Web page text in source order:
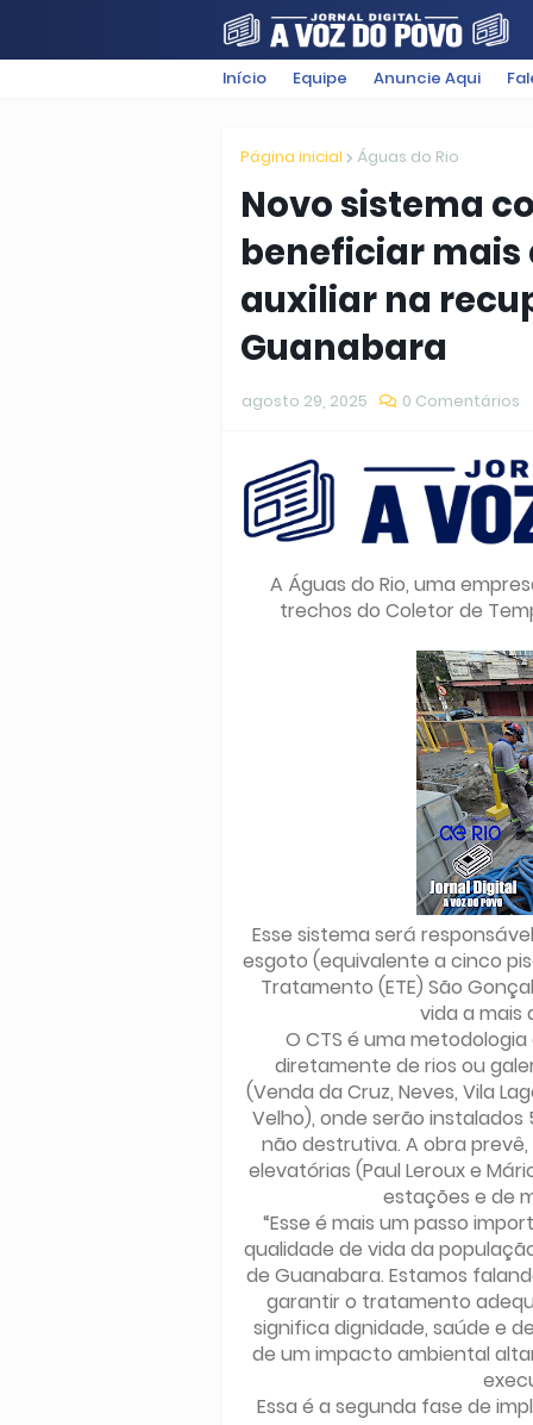
FILMES POLÍTICA
Início Equipe Anuncie Aqui
Página inicial Águas do Rio
Novo sistema
beneficiar mais
auxiliar na
Guanabara
agosto 29, 2025 0 Comentários
A Águas do Rio, uma
trechos do Coletor de
Esse sistema será
esgoto (equivalente a cinco
Tratamento (ETE) São
vida a mais
O CTS é uma
diretamente de rios ou
(Venda da Cruz, Neves, Vila
Velho), onde serão
não destrutiva. A obra
elevatórias (Paul Leroux e
estações e de
“Esse é mais um passo
qualidade de vida da
de Guanabara. Estamos
garantir o tratamento
significa dignidade, saúde e
de um impacto ambiental
Essa é a segunda fase de